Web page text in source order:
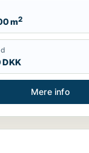
m2
DKK
Mere info
værksted,